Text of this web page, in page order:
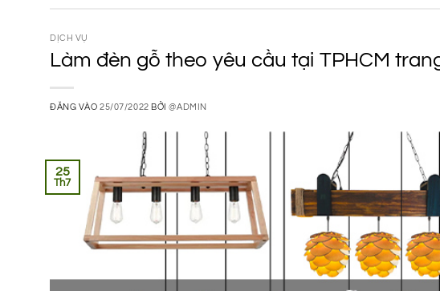
DỊCH VỤ
Làm đèn gỗ theo yêu cầu tại TPHCM
ĐĂNG VÀO25/07/2022 BỞI@ADMIN
25
Th7